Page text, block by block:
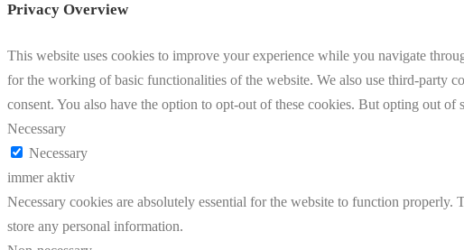
Privacy Overview
This website uses cookies to improve your experience while you navigate
for the working of basic functionalities of the website. We also use third-party
consent. You also have the option to opt-out of these cookies. But opting out
Necessary
Necessary
immer aktiv
Necessary cookies are absolutely essential for the website to function
store any personal information.